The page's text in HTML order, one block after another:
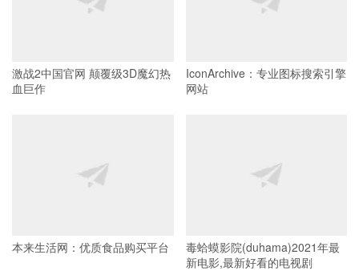
激战2中国官网 颠覆级3D魔幻热
血巨作
IconArchive：专业图标搜索引擎
网站
本来生活网：优质食品购买平台
毒蛤蟆影院(duhama)2021年最
新电影,最新好看的电视剧